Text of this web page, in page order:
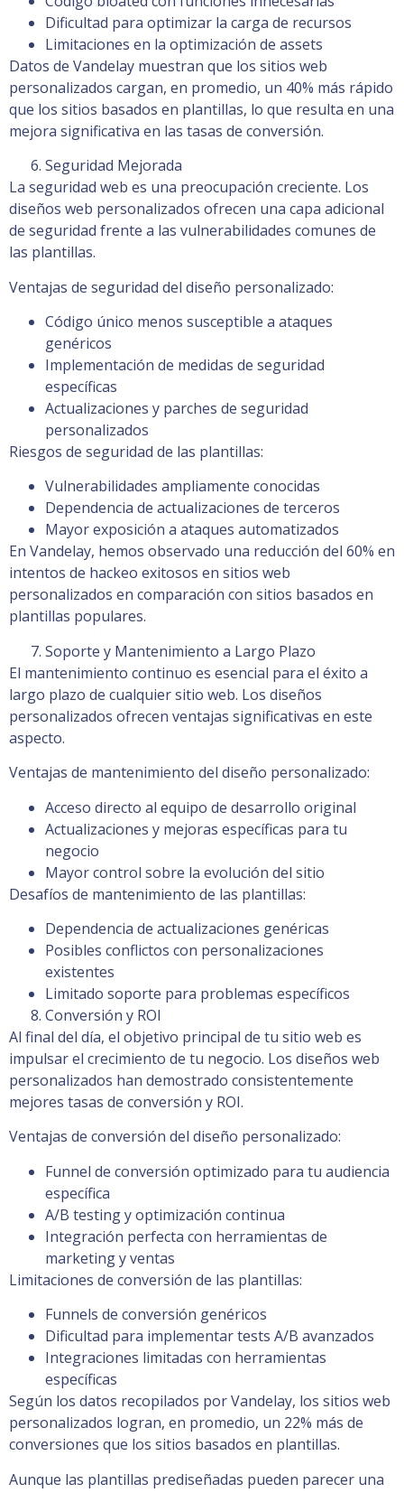
Dificultad para optimizar la carga de recursos
Limitaciones en la optimización de assets
Datos de Vandelay muestran que los sitios web
personalizados cargan, en promedio, un 40% más rápido
que los sitios basados en plantillas, lo que resulta en una
mejora significativa en las tasas de conversión.
Seguridad Mejorada
La seguridad web es una preocupación creciente. Los
diseños web personalizados ofrecen una capa adicional
de seguridad frente a las vulnerabilidades comunes de
las plantillas.
Ventajas de seguridad del diseño personalizado:
Código único menos susceptible a ataques
genéricos
Implementación de medidas de seguridad
específicas
Actualizaciones y parches de seguridad
personalizados
Riesgos de seguridad de las plantillas:
Vulnerabilidades ampliamente conocidas
Dependencia de actualizaciones de terceros
Mayor exposición a ataques automatizados
En Vandelay, hemos observado una reducción del 60% en
intentos de hackeo exitosos en sitios web
personalizados en comparación con sitios basados en
plantillas populares.
Soporte y Mantenimiento a Largo Plazo
El mantenimiento continuo es esencial para el éxito a
largo plazo de cualquier sitio web. Los diseños
personalizados ofrecen ventajas significativas en este
aspecto.
Ventajas de mantenimiento del diseño personalizado:
Acceso directo al equipo de desarrollo original
Actualizaciones y mejoras específicas para tu
negocio
Mayor control sobre la evolución del sitio
Desafíos de mantenimiento de las plantillas:
Dependencia de actualizaciones genéricas
Posibles conflictos con personalizaciones
existentes
Limitado soporte para problemas específicos
Conversión y ROI
Al final del día, el objetivo principal de tu sitio web es
impulsar el crecimiento de tu negocio. Los diseños web
personalizados han demostrado consistentemente
mejores tasas de conversión y ROI.
Ventajas de conversión del diseño personalizado:
Funnel de conversión optimizado para tu audiencia
específica
A/B testing y optimización continua
Integración perfecta con herramientas de
marketing y ventas
Limitaciones de conversión de las plantillas:
Funnels de conversión genéricos
Dificultad para implementar tests A/B avanzados
Integraciones limitadas con herramientas
específicas
Según los datos recopilados por Vandelay, los sitios web
personalizados logran, en promedio, un 22% más de
conversiones que los sitios basados en plantillas.
Aunque las plantillas prediseñadas pueden parecer una